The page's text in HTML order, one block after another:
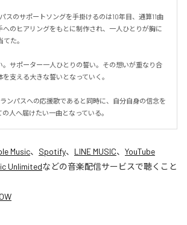
スのサポートソングを手掛けるのは10年目、通算11曲
へのヒアリングをもとに制作され、一人ひとりが胸に
てた。
。サポーター一人ひとりの誓い。その想いが重なり合
支える大きな誓いとなっていく。
ランパスへの応援歌であると同時に、自分自身の信念を
人へ届けたい一曲となっている。
Music、 Spotify、 LINE MUSIC、 YouTube
Unlimitedなどの音楽配信サービスで聴くこと